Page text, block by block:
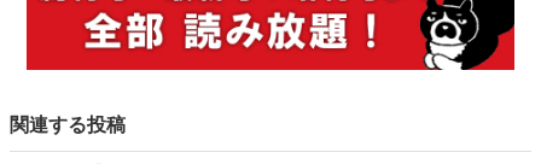
関連する投稿